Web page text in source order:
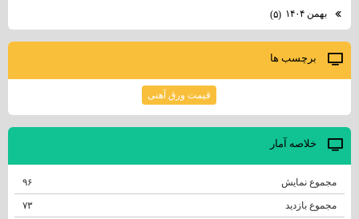
بهمن ۱۴۰۴ (۵)
برچسب ها
قیمت ورق آهنی
خلاصه آمار
مجموع نمایش‌
مجموع بازدید